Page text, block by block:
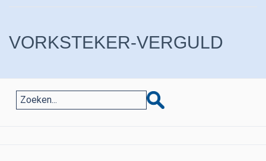
VORKSTEKER-VERGULD